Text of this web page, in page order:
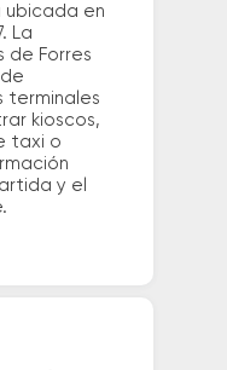
ubicada en
La
de Forres
terminales
kioscos,
taxi o
y el